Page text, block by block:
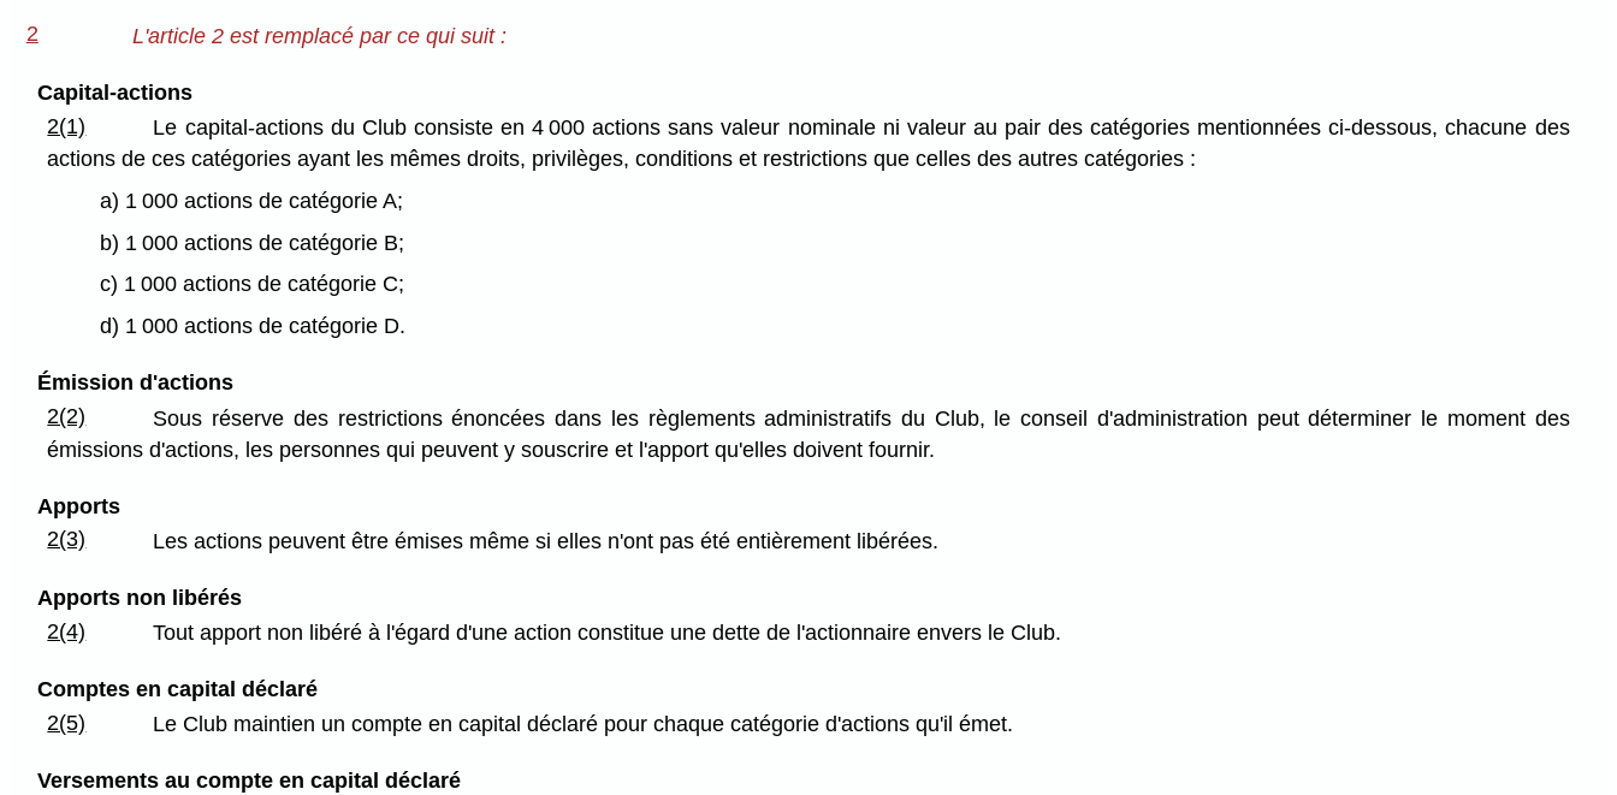
2 L'article 2 est remplacé par ce qui suit :
Capital-actions
2(1)
Le capital-actions du Club consiste en 4 000 actions sans valeur nominale ni valeur au pair des catégories mentionnées ci-dessous, chacune des
actions de ces catégories ayant les mêmes droits, privilèges, conditions et restrictions que celles des autres catégories :
a) 1 000 actions de catégorie A;
b) 1 000 actions de catégorie B;
c) 1 000 actions de catégorie C;
d) 1 000 actions de catégorie D.
Émission d'actions
2(2)
Sous réserve des restrictions énoncées dans les règlements administratifs du Club, le conseil d'administration peut déterminer le moment des
émissions d'actions, les personnes qui peuvent y souscrire et l'apport qu'elles doivent fournir.
Apports
2(3)
Les actions peuvent être émises même si elles n'ont pas été entièrement libérées.
Apports non libérés
2(4)
Tout apport non libéré à l'égard d'une action constitue une dette de l'actionnaire envers le Club.
Comptes en capital déclaré
2(5)
Le Club maintien un compte en capital déclaré pour chaque catégorie d'actions qu'il émet.
Versements au compte en capital déclaré